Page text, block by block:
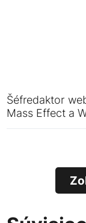
Šéfredaktor
Mass Effect a